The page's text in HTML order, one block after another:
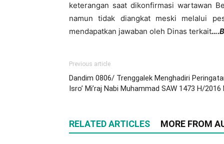
keterangan saat dikonfirmasi wartawan
namun tidak diangkat meski melalui
mendapatkan jawaban oleh Dinas terkait
Previous article
Dandim 0806/ Trenggalek Menghadiri
Isro’ Mi’raj Nabi Muhammad SAW 1473 H/2016
RELATED ARTICLES MORE FROM